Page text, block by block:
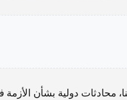
محادثات دولية بشأن